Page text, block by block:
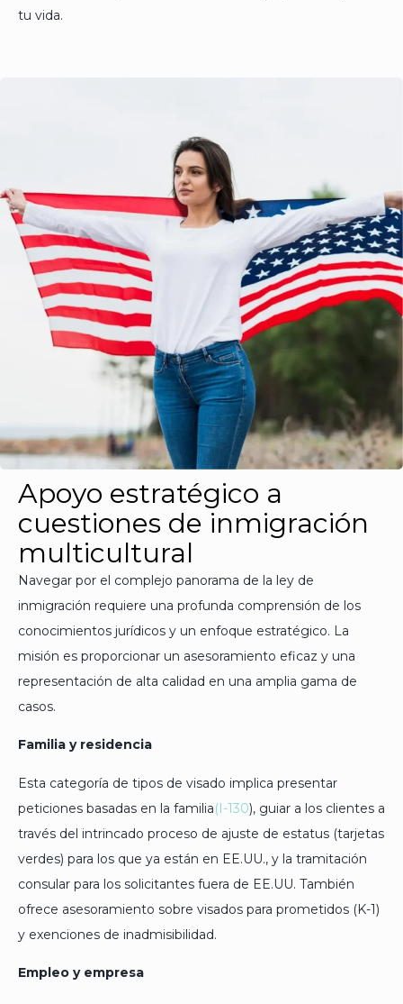
tu vida.
Apoyo estratégico a
cuestiones de inmigración
multicultural
Navegar por el complejo panorama de la ley de
inmigración requiere una profunda comprensión de los
conocimientos jurídicos y un enfoque estratégico. La
misión es proporcionar un asesoramiento eficaz y una
representación de alta calidad en una amplia gama de
casos.
Familia y residencia
Esta categoría de tipos de visado implica presentar
peticiones basadas en la familia(I-130), guiar a los clientes a
través del intrincado proceso de ajuste de estatus (tarjetas
verdes) para los que ya están en EE.UU., y la tramitación
consular para los solicitantes fuera de EE.UU. También
ofrece asesoramiento sobre visados para prometidos (K-1)
y exenciones de inadmisibilidad.
Empleo y empresa